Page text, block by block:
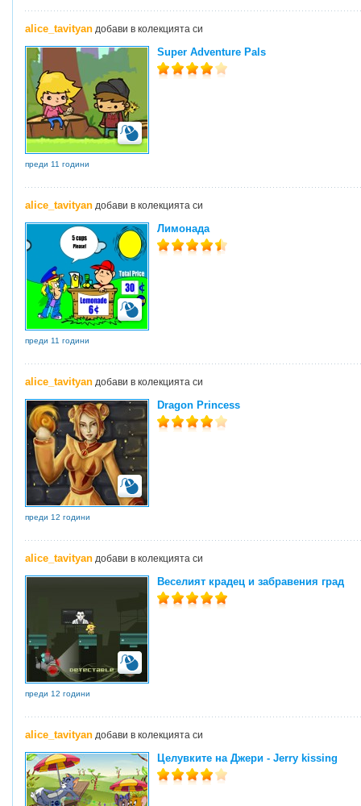
alice_tavityan добави в колекцията си
Super Adventure Pals
преди 11 години
alice_tavityan добави в колекцията си
Лимонада
преди 11 години
alice_tavityan добави в колекцията си
Dragon Princess
преди 12 години
alice_tavityan добави в колекцията си
Веселият крадец и забравения град
преди 12 години
alice_tavityan добави в колекцията си
Целувките на Джери - Jerry kissing